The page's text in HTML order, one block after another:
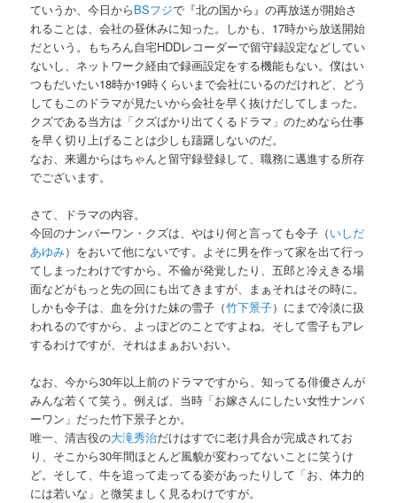
ていうか、今日からBSフジで『北の国から』の再放送が開始さ
れることは、会社の昼休みに知った。しかも、17時から放送開始
だという。もちろん自宅HDDレコーダーで留守録設定などしてい
ないし、ネットワーク経由で録画設定をする機能もない。僕はい
つもだいたい18時か19時くらいまで会社にいるのだけれど、どう
してもこのドラマが見たいから会社を早く抜けだしてしまった。
クズである当方は「クズばかり出てくるドラマ」のためなら仕事
を早く切り上げることは少しも躊躇しないのだ。
なお、来週からはちゃんと留守録登録して、職務に邁進する所存
でございます。
さて、ドラマの内容。
今回のナンバーワン・クズは、やはり何と言っても令子（いしだ
あゆみ）をおいて他にないです。よそに男を作って家を出て行っ
てしまったわけですから。不倫が発覚したり、五郎と冷えきる場
面などがもっと先の回にも出てきますが、まぁそれはその時に。
しかも令子は、血を分けた妹の雪子（竹下景子）にまで冷淡に扱
われるのですから、よっぽどのことですよね。そして雪子もアレ
するわけですが、それはまぁおいおい。
なお、今から30年以上前のドラマですから、知ってる俳優さんが
みんな若くて笑う。例えば、当時「お嫁さんにしたい女性ナンバ
ーワン」だった竹下景子とか。
唯一、清吉役の大滝秀治だけはすでに老け具合が完成されてお
り、そこから30年間ほとんど風貌が変わってないことに笑うけ
ど。そして、牛を追って走ってる姿があったりして「お、体力的
には若いな」と微笑ましく見るわけですが。